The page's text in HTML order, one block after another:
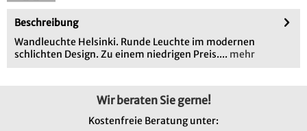
Beschreibung
Wandleuchte Helsinki. Runde Leuchte im modernen
schlichten Design. Zu einem niedrigen Preis.... mehr
Wir beraten Sie gerne!
Kostenfreie Beratung unter: